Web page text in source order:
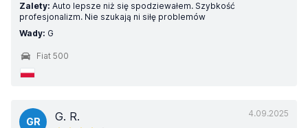
Zalety: Auto lepsze niż się spodziewałem. Szybkość
profesjonalizm. Nie szukają ni siłę problemów
Wady: G
Fiat 500
4.09.2025
GR G. R.